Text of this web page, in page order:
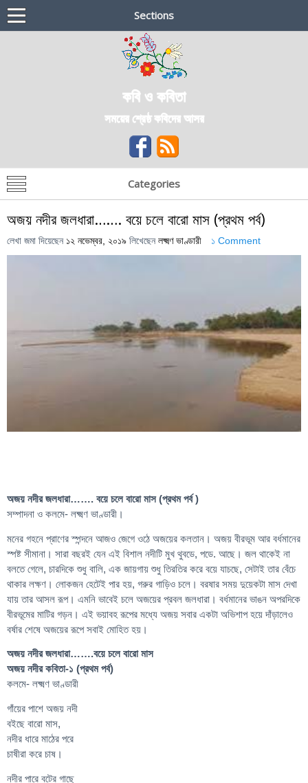
Sections
কবি ও কবিতা
সময়ের শ্রেষ্ঠ কবিদের আসর
Categories
অজয় নদীর জলধারা……. বয়ে চলে বারো মাস (প্রথম পর্ব)
লেখা জমা দিয়েছেন ১২ নভেম্বর, ২০১৯ লিখেছেন লক্ষ্মণ ভাণ্ডারী ১ Comment
অজয় নদীর জলধারা……. বয়ে চলে বারো মাস (প্রথম পর্ব )
সম্পাদনা ও কলমে- লক্ষ্মণ ভাণ্ডারী।
মনের গহনে প্রাণের স্পন্দনে আজও জেগে ওঠে অজয়ের কলতান। অজয় বীরভূম আর বর্ধমানের
স্পষ্ট সীমানা। সারা বছরই যেন এই বিশাল নদীটি মুখ থুবডে, পডে. আছে। জল থাকেই না
বলতে গেলে, চারদিকে শুধু বালি, এক জায়গায় শুধু তিরতির করে বয়ে যাচছে, সেটাই তার বেঁচে
থাকার লক্ষণ। লোকজন হেটেই পার হয়, গরুর গাড়িও চলে। বরষার সময় দুয়েকটা মাস দেখা
যায় তার আসল রূপ। এমনি ভাবেই চলে অজয়ের প্রবল জলধারা। বর্ধমানের ভাঙন অপরদিকে
বীরভূমের মাটির গড়ন। এই ভয়াবহ রূপের মধ্যে অজয় সবার একটা অভিশাপ হয়ে দাঁড়ালেও
বর্ষার শেষে অজয়ের রূপে সবাই মোহিত হয়।
অজয় নদীর জলধারা…….বয়ে চলে বারো মাস
অজয় নদীর কবিতা-১ (প্রথম পর্ব)
কলমে- লক্ষ্মণ ভাণ্ডারী
গাঁয়ের পাশে অজয় নদী
বইছে বারো মাস,
নদীর ধারে মাঠের পরে
চাষীরা করে চাষ।
নদীর পারে বটের গাছে